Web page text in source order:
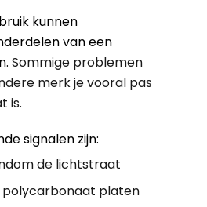
kunnen
van een
Sommige problemen
merk je vooral pas
is.
signalen zijn:
de lichtstraat
polycarbonaat platen